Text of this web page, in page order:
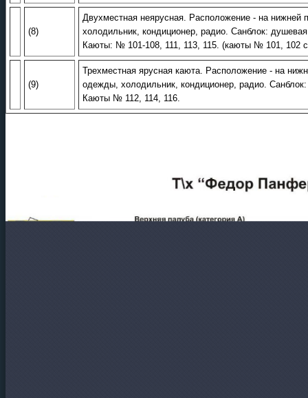
(8)
Двухместная неярусная. Расположение - на
холодильник, кондиционер, радио. Санблок:
Каюты: № 101-108, 111, 113, 115. (каюты № 101, 102
(9)
Трехместная ярусная каюта. Расположение - на
одежды, холодильник, кондиционер, радио.
Каюты № 112, 114, 116.